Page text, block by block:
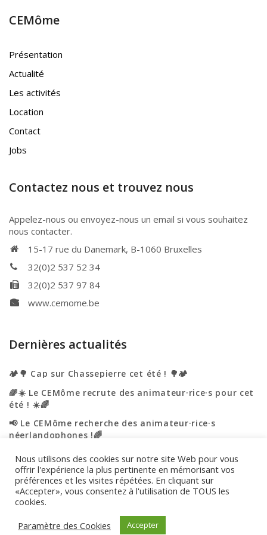
CEMôme
Présentation
Actualité
Les activités
Location
Contact
Jobs
Contactez nous et trouvez nous
Appelez-nous ou envoyez-nous un email si vous souhaitez
nous contacter.
15-17 rue du Danemark, B-1060 Bruxelles
32(0)2 537 52 34
32(0)2 537 97 84
www.cemome.be
Dernières actualités
🏕️🌳 Cap sur Chassepierre cet été ! 🌳🏕️
🌈☀️ Le CEMôme recrute des animateur·rice·s pour cet
été ! ☀️🌈
📢 Le CEMôme recherche des animateur·rice·s
néerlandophones !🌈
☀️🌈 L’été s’annonce haut en couleurs au CEMôme ! 🌈
☀️
🎉 Portes ouvertes – On vous accueille ! 🎉
Engagement de confidentialité|Utilisation des cookies
Nous utilisons des cookies sur notre site Web pour vous
offrir l'expérience la plus pertinente en mémorisant vos
préférences et les visites répétées. En cliquant sur
«Accepter», vous consentez à l'utilisation de TOUS les
cookies.
Paramètre des Cookies
Accepter